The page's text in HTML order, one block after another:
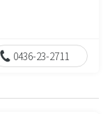
0436-23-2711